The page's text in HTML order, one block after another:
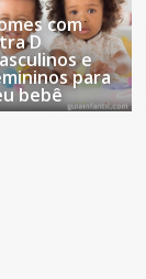
com
D
e
para
bebê